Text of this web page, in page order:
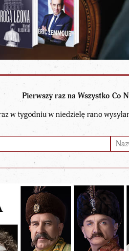
Pierwszy raz na Wszystko Co
w tygodniu w niedzielę rano